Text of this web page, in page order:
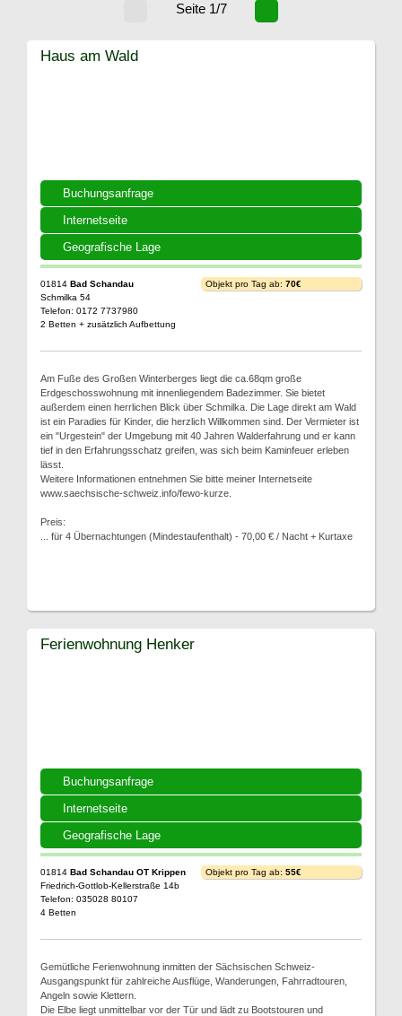
Seite 1/7
Buchungsanfrage
Internetseite
Geografische Lage
Haus am Wald
01814 Bad Schandau
Schmilka 54
Telefon: 0172 7737980
2 Betten + zusätzlich Aufbettung
Objekt pro Tag ab: 70€
Am Fuße des Großen Winterberges liegt die ca.68qm große
Erdgeschosswohnung mit innenliegendem Badezimmer. Sie bietet
außerdem einen herrlichen Blick über Schmilka. Die Lage direkt am Wald
ist ein Paradies für Kinder, die herzlich Willkommen sind. Der Vermieter ist
ein "Urgestein" der Umgebung mit 40 Jahren Walderfahrung und er kann
tief in den Erfahrungsschatz greifen, was sich beim Kaminfeuer erleben
lässt.
Weitere Informationen entnehmen Sie bitte meiner Internetseite
www.saechsische-schweiz.info/fewo-kurze.
Preis:
... für 4 Übernachtungen (Mindestaufenthalt) - 70,00 € / Nacht + Kurtaxe
Buchungsanfrage
Internetseite
Geografische Lage
Ferienwohnung Henker
01814 Bad Schandau OT Krippen
Friedrich-Gottlob-Kellerstraße 14b
Telefon: 035028 80107
4 Betten
Objekt pro Tag ab: 55€
Gemütliche Ferienwohnung inmitten der Sächsischen Schweiz-
Ausgangspunkt für zahlreiche Ausflüge, Wanderungen, Fahrradtouren,
Angeln sowie Klettern.
Die Elbe liegt unmittelbar vor der Tür und lädt zu Bootstouren und